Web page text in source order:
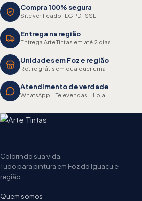
Compra 100% segura
Site verificado · LGPD · SSL
Entrega na região
Entrega Arte Tintas em até 2 dias
Unidades em Foz e região
Retire grátis em qualquer uma
Atendimento de verdade
WhatsApp + Televendas + Loja
Colorindo sua vida.
Tudo para pintura em Foz do Iguaçu e
região.
Quem somos